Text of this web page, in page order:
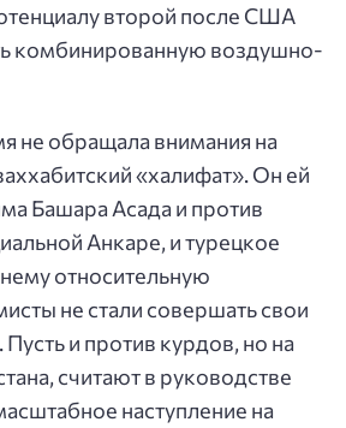
второй после США
комбинированную воздушно-
не обращала внимания на
«халифат». Он ей
Башара Асада и против
Анкаре, и турецкое
относительную
не стали совершать свои
и против курдов, но на
считают в руководстве
наступление на